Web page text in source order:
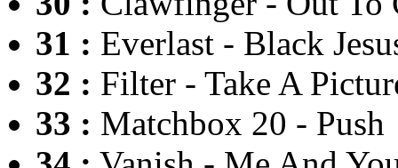
31 : Everlast - Black
32 : Filter - Take A
33 : Matchbox 20 - Push